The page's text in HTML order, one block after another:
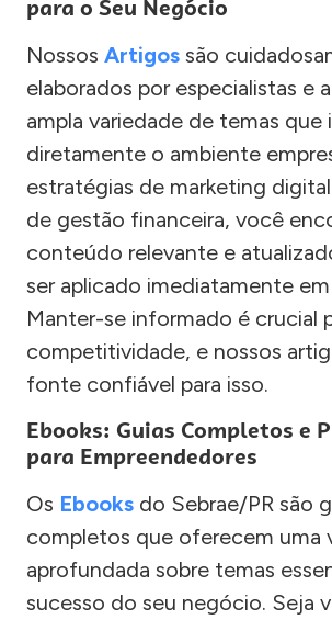
para o Seu Negócio
Nossos Artigos são
elaborados por especialistas e
ampla variedade de temas que
diretamente o ambiente
estratégias de marketing
de gestão financeira, você
conteúdo relevante e
ser aplicado imediatamente em
Manter-se informado é crucial
competitividade, e nossos
fonte confiável para isso.
Ebooks: Guias Completos e
para Empreendedores
Os Ebooks do Sebrae/PR são
completos que oferecem uma
aprofundada sobre temas
sucesso do seu negócio. Seja